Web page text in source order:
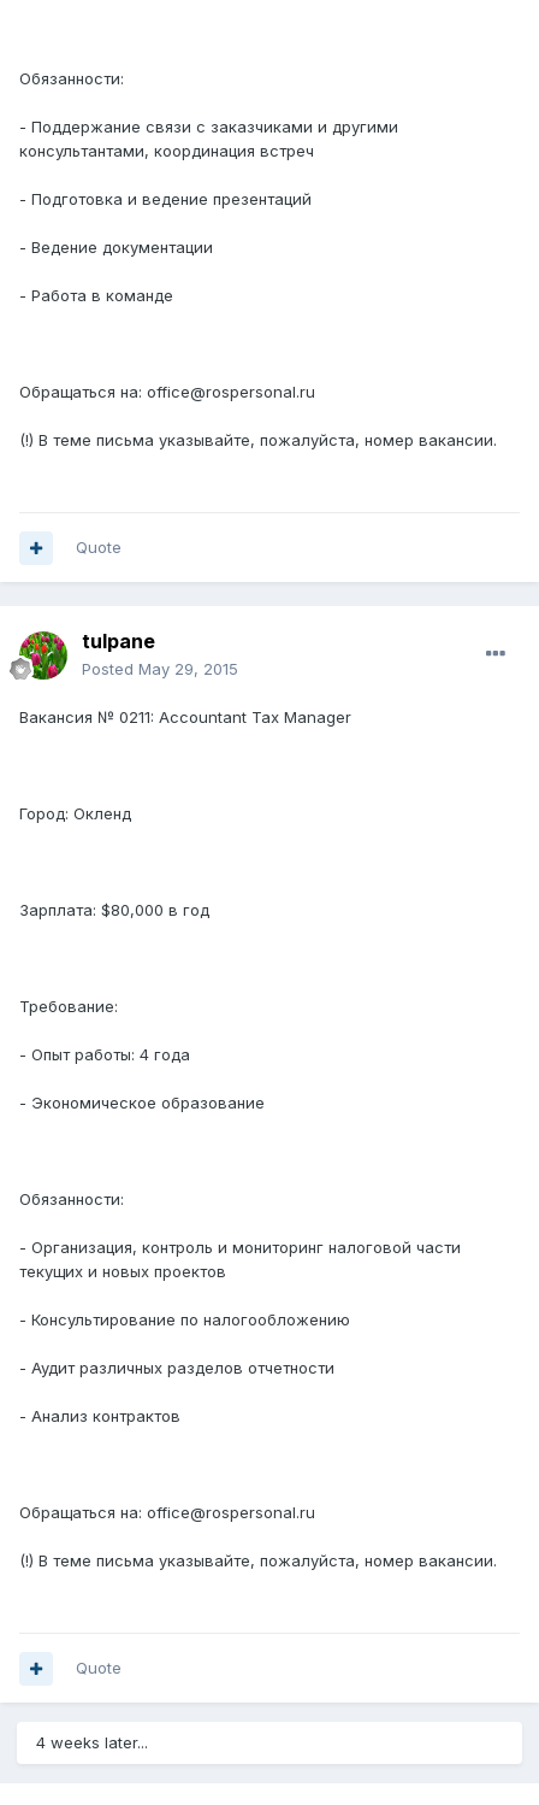
Обязанности:
- Поддержание связи с заказчиками и другими
консультантами, координация встреч
- Подготовка и ведение презентаций
- Ведение документации
- Работа в команде
Обращаться на: office@rospersonal.ru
(!) В теме письма указывайте, пожалуйста, номер вакансии.
Quote
tulpane
Posted May 29, 2015
Вакансия № 0211: Accountant Tax Manager
Город: Окленд
Зарплата: $80,000 в год
Требование:
- Опыт работы: 4 года
- Экономическое образование
Обязанности:
- Организация, контроль и мониторинг налоговой части
текущих и новых проектов
- Консультирование по налогообложению
- Аудит различных разделов отчетности
- Анализ контрактов
Обращаться на: office@rospersonal.ru
(!) В теме письма указывайте, пожалуйста, номер вакансии.
Quote
4 weeks later...